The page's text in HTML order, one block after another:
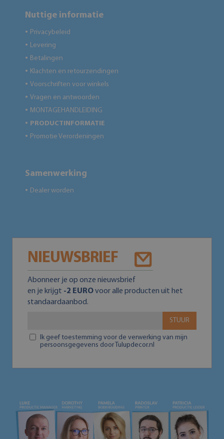
Nuttige informatie
● Privacybeleid
● Levering
● Betalingen
● Klachten en retourzendingen
● Voorschriften voor winkels
● Vragen en antwoorden
● MONTAGEHANDLEIDING
● PRODUCTINFORMATIE
● Promotie Verordeningen
Samenwerking
● Dealer worden
NIEUWSBRIEF
Abonneer je op onze nieuwsbrief
en je krijgt -2 EUROvoor alle producten uit het
standaardaanbod.
STUUR
Ik geef toestemming voor de verwerking van mijn
persoonsgegevens door Tulupdecor.nl